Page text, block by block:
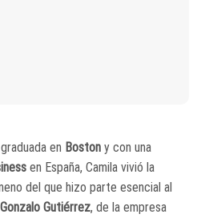
en Boston y con una
en España, Camila vivió la
del que hizo parte esencial al
Gonzalo Gutiérrez, de la empresa